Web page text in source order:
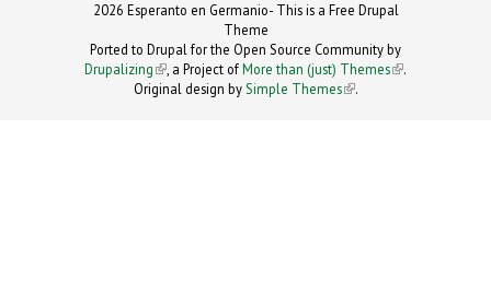
2026 Esperanto en Germanio- This is a Free Drupal
Theme
Ported to Drupal for the Open Source Community by
Drupalizing(link is external)
, a Project ofMore than (just) Themes (link is
.
Original design bySimple Themes
(link is
.